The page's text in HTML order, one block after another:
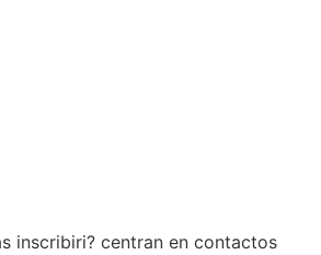
inscribiri? centran en contactos